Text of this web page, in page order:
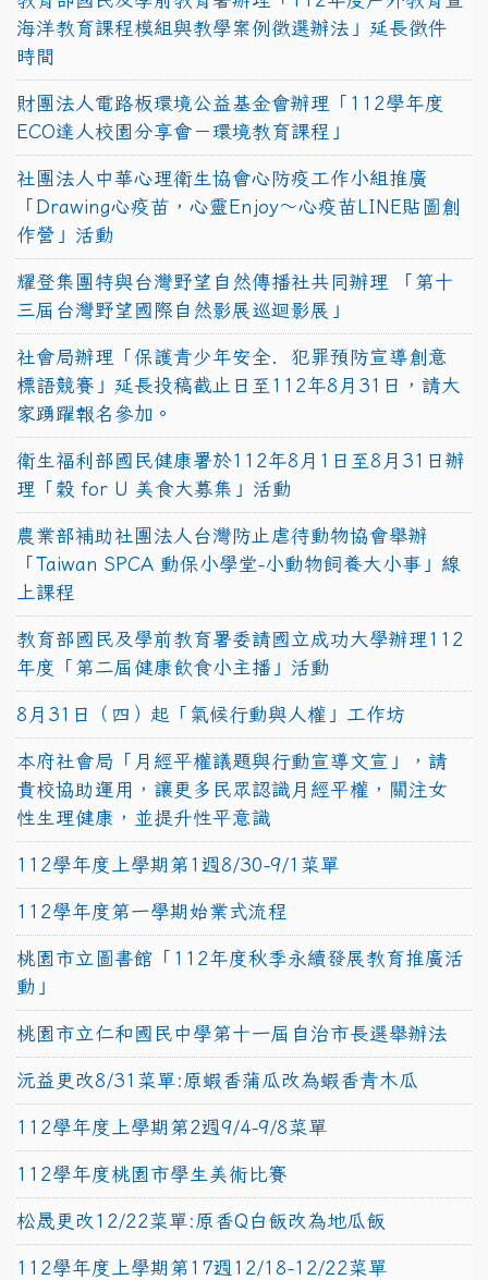
海洋教育課程模組與教學案例徵選辦法」延長徵件
時間
財團法人電路板環境公益基金會辦理「112學年度
ECO達人校園分享會－環境教育課程」
社團法人中華心理衛生協會心防疫工作小組推廣
「Drawing心疫苗，心靈Enjoy〜心疫苗LINE貼圖創
作營」活動
耀登集團特與台灣野望自然傳播社共同辦理 「第十
三屆台灣野望國際自然影展巡迴影展」
社會局辦理「保護青少年安全．犯罪預防宣導創意
標語競賽」延長投稿截止日至112年8月31日，請大
家踴躍報名參加。
衛生福利部國民健康署於112年8月1日至8月31日辦
理「穀 for U 美食大募集」活動
農業部補助社團法人台灣防止虐待動物協會舉辦
「Taiwan SPCA 動保小學堂-小動物飼養大小事」線
上課程
教育部國民及學前教育署委請國立成功大學辦理112
年度「第二屆健康飲食小主播」活動
8月31日（四）起「氣候行動與人權」工作坊
本府社會局「月經平權議題與行動宣導文宣」，請
貴校協助運用，讓更多民眾認識月經平權，關注女
性生理健康，並提升性平意識
112學年度上學期第1週8/30-9/1菜單
112學年度第一學期始業式流程
桃園市立圖書館「112年度秋季永續發展教育推廣活
動」
桃園市立仁和國民中學第十一屆自治市長選舉辦法
沅益更改8/31菜單:原蝦香蒲瓜改為蝦香青木瓜
112學年度上學期第2週9/4-9/8菜單
112學年度桃園市學生美術比賽
松晟更改12/22菜單:原香Q白飯改為地瓜飯
112學年度上學期第17週12/18-12/22菜單